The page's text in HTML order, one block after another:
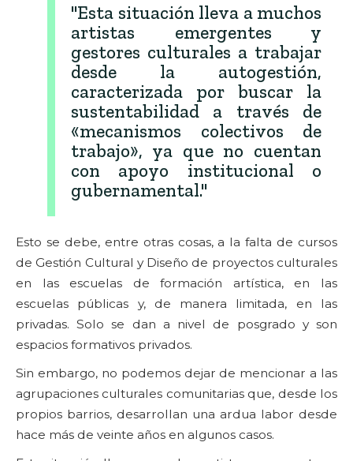
"Esta situación lleva a muchos
artistas emergentes y
gestores culturales a trabajar
desde la autogestión,
caracterizada por buscar la
sustentabilidad a través de
«mecanismos colectivos de
trabajo», ya que no cuentan
con apoyo institucional o
gubernamental."
Esto se debe, entre otras cosas, a la falta de cursos
de Gestión Cultural y Diseño de proyectos culturales
en las escuelas de formación artística, en las
escuelas públicas y, de manera limitada, en las
privadas. Solo se dan a nivel de posgrado y son
espacios formativos privados.
Sin embargo, no podemos dejar de mencionar a las
agrupaciones culturales comunitarias que, desde los
propios barrios, desarrollan una ardua labor desde
hace más de veinte años en algunos casos.